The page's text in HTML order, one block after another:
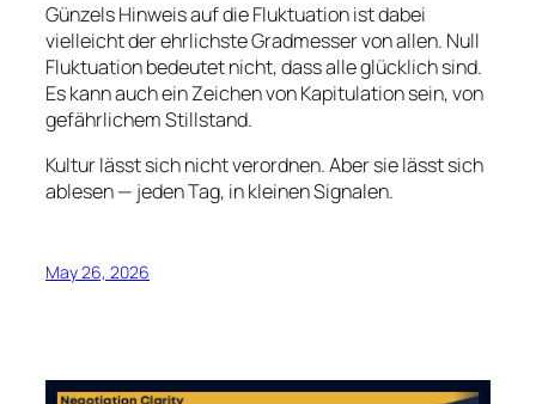
Günzels Hinweis auf die Fluktuation ist dabei
vielleicht der ehrlichste Gradmesser von allen. Null
Fluktuation bedeutet nicht, dass alle glücklich sind.
Es kann auch ein Zeichen von Kapitulation sein, von
gefährlichem Stillstand.
Kultur lässt sich nicht verordnen. Aber sie lässt sich
ablesen — jeden Tag, in kleinen Signalen.
May 26, 2026